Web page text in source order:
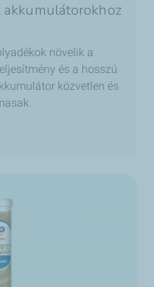
akkumulátorokhoz
növelik a
és a hosszú
közvetlen és